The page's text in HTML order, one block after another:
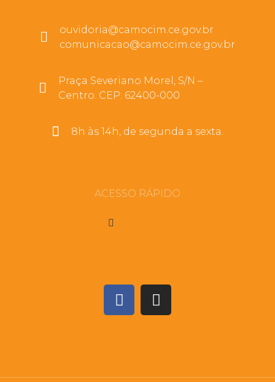
ouvidoria@camocim.ce.gov.br
comunicacao@camocim.ce.gov.br
Praça Severiano Morel, S/N –
Centro. CEP: 62400-000
8h às 14h, de segunda a sexta.
ACESSO RÁPIDO